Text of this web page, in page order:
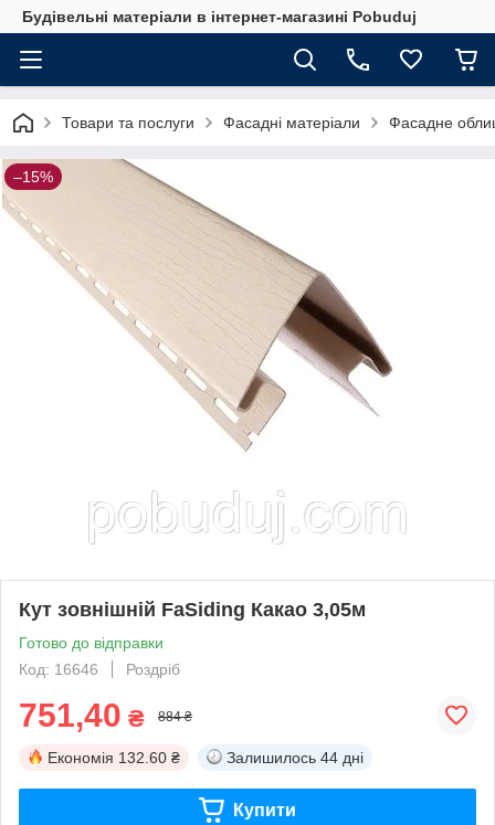
Будівельні матеріали в інтернет-магазині Pobuduj
Товари та послуги Фасадні матеріали Фасадне
–15%
Кут зовнішній FaSiding Какао 3,05м
Готово до відправки
Код: 16646
Роздріб
751,40 ₴ 884 ₴
Економія 132.60 ₴ Залишилось 44 дні
Купити